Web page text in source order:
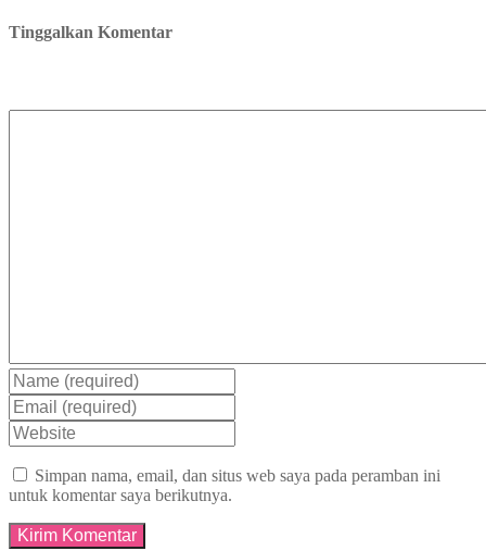
Tinggalkan Komentar
Simpan nama, email, dan situs web saya pada peramban ini
untuk komentar saya berikutnya.